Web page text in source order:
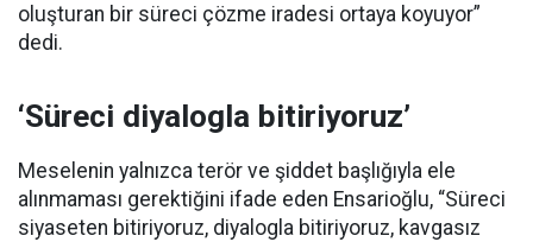
oluşturan bir süreci çözme iradesi ortaya koyuyor”
dedi.
‘Süreci diyalogla bitiriyoruz’
Meselenin yalnızca terör ve şiddet başlığıyla ele
alınmaması gerektiğini ifade eden Ensarioğlu, “Süreci
siyaseten bitiriyoruz, diyalogla bitiriyoruz, kavgasız